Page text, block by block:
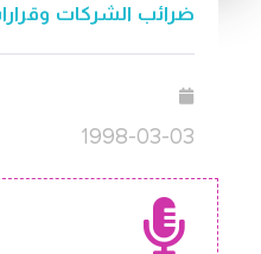
ضرائب الشركات
1998-03-03